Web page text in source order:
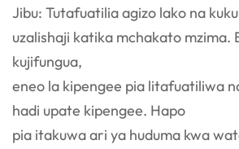
Jibu: Tutafuatilia agizo lako na
uzalishaji katika mchakato mzima.
kujifungua,
eneo la kipengee pia litafuatiliwa
hadi upate kipengee. Hapo
pia itakuwa ari ya huduma kwa